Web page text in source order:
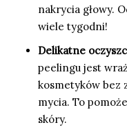
nakrycia głowy.
wiele tygodni!
Delikatne
peelingu jest
kosmetyków bez
mycia. To
skóry.